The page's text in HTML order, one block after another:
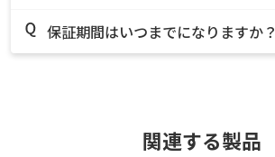
保証期間はいつまでになりますか？
関連する製品